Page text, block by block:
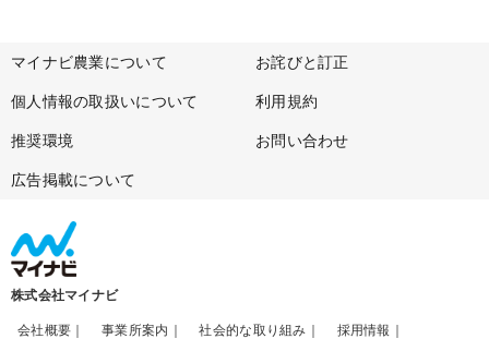
マイナビ農業について お詫びと訂正
個人情報の取扱いについて 利用規約
推奨環境 お問い合わせ
広告掲載について
株式会社マイナビ
会社概要 事業所案内 社会的な取り組み
採用情報